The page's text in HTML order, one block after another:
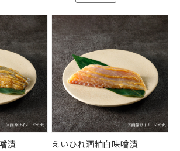
漬 えいひれ酒粕白味噌漬